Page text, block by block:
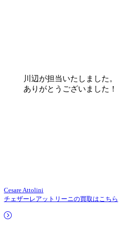
川辺が担当いたしました。
ありがとうございました！
Cesare Attolini
チェザーレアットリーニの買取はこちら